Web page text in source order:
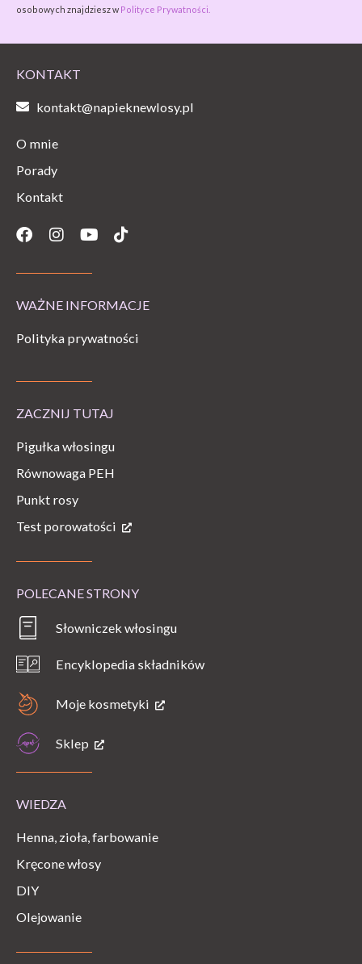
osobowych znajdziesz w Polityce Prywatności.
KONTAKT
kontakt@napieknewlosy.pl
O mnie
Porady
Kontakt
Facebook
Instagram
YoutubeTiktok
WAŻNE INFORMACJE
Polityka prywatności
ZACZNIJ TUTAJ
Pigułka włosingu
Równowaga PEH
Punkt rosy
Test porowatości
POLECANE STRONY
Słowniczek włosingu
Encyklopedia składników
Moje kosmetyki
Sklep
WIEDZA
Henna, zioła, farbowanie
Kręcone włosy
DIY
Olejowanie